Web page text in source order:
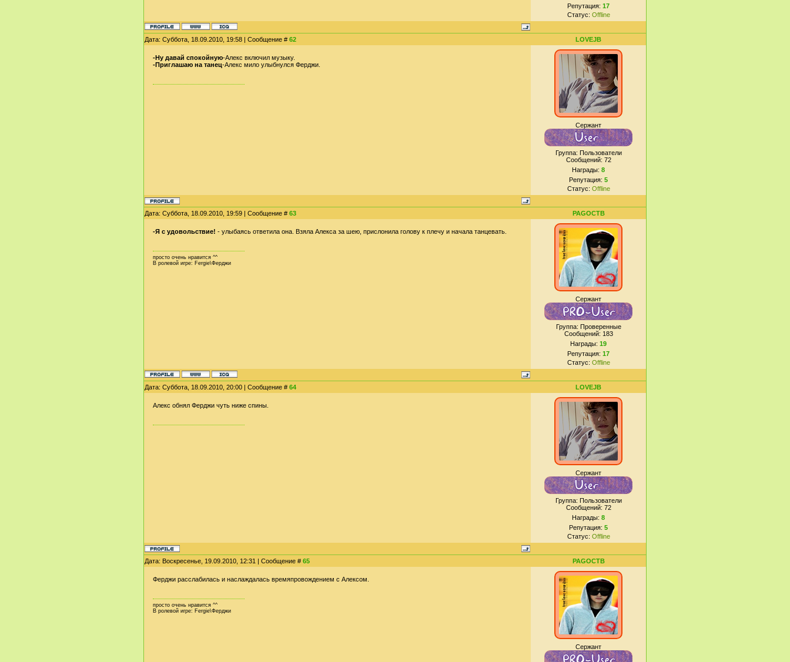
Репутация: 17
Статус: Offline
Дата: Суббота, 18.09.2010, 19:58 | Сообщение # 62 LOVEJB
-Ну давай спокойную-Алекс включил музыку.
-Приглашаю на танец-Алекс мило улыбнулся Ферджи.
Сержант
Группа: Пользователи
Сообщений: 72
Награды: 8
Репутация: 5
Статус: Offline
Дата: Суббота, 18.09.2010, 19:59 | Сообщение # 63 PAGOCTB
-Я с удовольствие! - улыбаясь ответила она. Взяла Алекса за шею, прислонила голову к плечу и начала танцевать.
просто очень нравится ^^
В ролевой игре: Fergie\Ферджи
Сержант
Группа: Проверенные
Сообщений: 183
Награды: 19
Репутация: 17
Статус: Offline
Дата: Суббота, 18.09.2010, 20:00 | Сообщение # 64 LOVEJB
Алекс обнял Ферджи чуть ниже спины.
Сержант
Группа: Пользователи
Сообщений: 72
Награды: 8
Репутация: 5
Статус: Offline
Дата: Воскресенье, 19.09.2010, 12:31 | Сообщение # 65 PAGOCTB
Ферджи расслабилась и наслаждалась времяпровождением с Алексом.
просто очень нравится ^^
В ролевой игре: Fergie\Ферджи
Сержант